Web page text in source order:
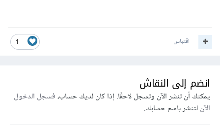
1 اقتباس
انضم إلى النقاش
يمكنك أن تنشر الآن وتسجل لاحقًا. إذا كان لديك حساب،فسجل الدخول
الآنلتنشر باسم حسابك.